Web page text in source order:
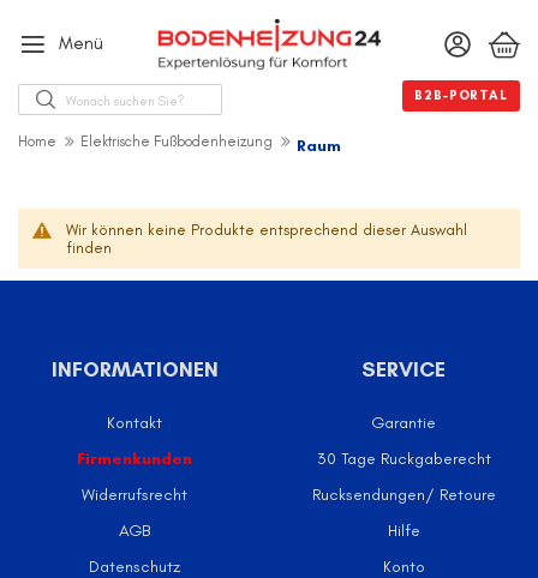
Menü
Suche B2B-PORTAL
Home Elektrische Fußbodenheizung Raum
Wir können keine Produkte entsprechend dieser Auswahl
finden
INFORMATIONEN
Kontakt
Firmenkunden
Widerrufsrecht
AGB
Datenschutz
SERVICE
Garantie
30 Tage Ruckgaberecht
Rucksendungen/ Retoure
Hilfe
Konto